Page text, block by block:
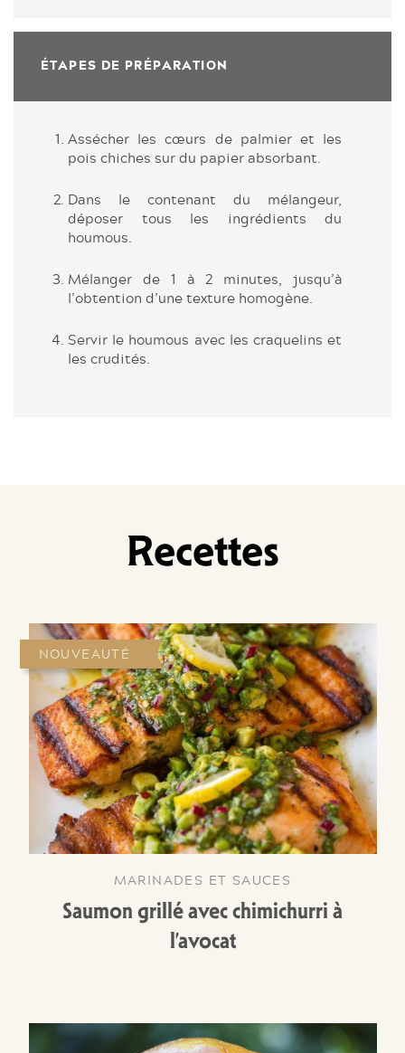
ÉTAPES DE PRÉPARATION
Assécher les cœurs de palmier et les
pois chiches sur du papier absorbant.
Dans le contenant du mélangeur,
déposer tous les ingrédients du
houmous.
Mélanger de 1 à 2 minutes, jusqu’à
l’obtention d’une texture homogène.
Servir le houmous avec les craquelins et
les crudités.
Recettes
NOUVEAUTÉ
MARINADES ET SAUCES
Saumon grillé avec chimichurri à
l’avocat